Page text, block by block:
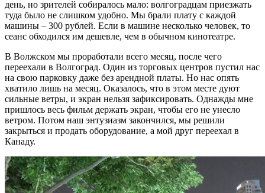
день, но зрителей собиралось мало: волгоградцам приезжать
туда было не слишком удобно. Мы брали плату с каждой
машины – 300 рублей. Если в машине несколько человек, то
сеанс обходился им дешевле, чем в обычном кинотеатре.
В Волжском мы проработали всего месяц, после чего
переехали в Волгоград. Один из торговых центров пустил нас
на свою парковку даже без арендной платы. Но нас опять
хватило лишь на месяц. Оказалось, что в этом месте дуют
сильные ветры, и экран нельзя зафиксировать. Однажды мне
пришлось весь фильм держать экран, чтобы его не унесло
ветром. Потом наш энтузиазм закончился, мы решили
закрыться и продать оборудование, а мой друг переехал в
Канаду.